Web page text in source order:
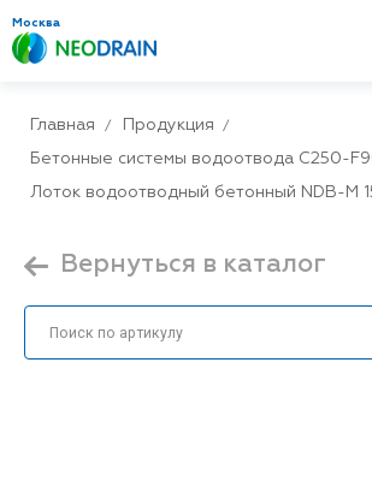
Москва
Главная
Продукция
Бетонные системы водоотвода С250-
Лоток водоотводный бетонный NDB-M
Вернуться в каталог